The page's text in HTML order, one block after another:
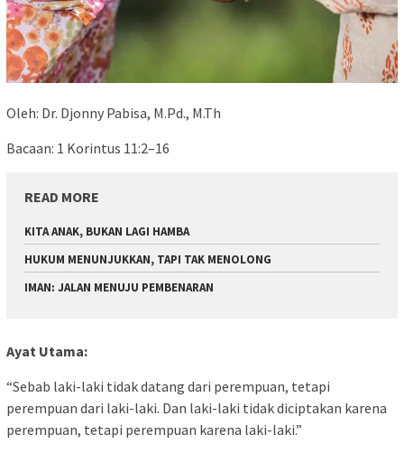
Oleh: Dr. Djonny Pabisa, M.Pd., M.Th
Bacaan: 1 Korintus 11:2–16
READ MORE
KITA ANAK, BUKAN LAGI HAMBA
HUKUM MENUNJUKKAN, TAPI TAK MENOLONG
IMAN: JALAN MENUJU PEMBENARAN
Ayat Utama:
“Sebab laki-laki tidak datang dari perempuan, tetapi
perempuan dari laki-laki. Dan laki-laki tidak diciptakan karena
perempuan, tetapi perempuan karena laki-laki.”